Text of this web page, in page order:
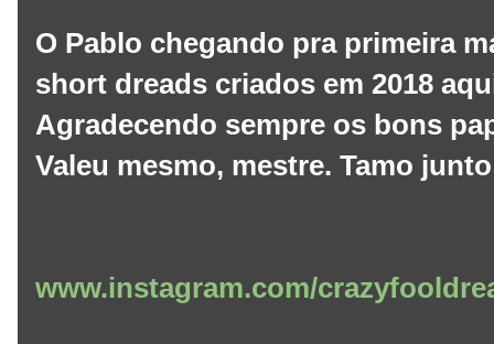
O Pablo chegando pra primeira
short dreads criados em 2018
Agradecendo sempre os bons
Valeu mesmo, mestre. Tamo
www.instagram.com/